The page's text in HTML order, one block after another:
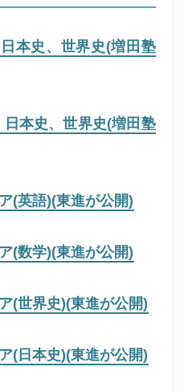
本史、世界史(増田塾
本史、世界史(増田塾
(英語)(東進が公開)
(数学)(東進が公開)
(世界史)(東進が公開)
(日本史)(東進が公開)